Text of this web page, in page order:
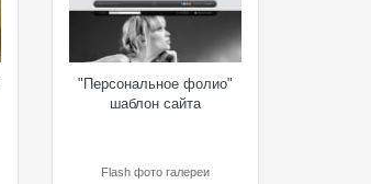
"Персональное фолио"
шаблон сайта
Flash фото галереи